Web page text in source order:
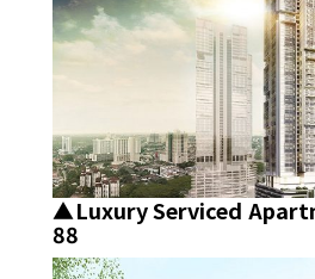
▲Luxury Serviced
88